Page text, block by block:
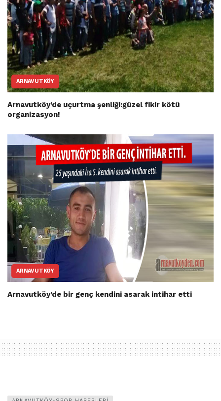
ARNAVUTKÖY
Arnavutköy’de uçurtma şenliği:güzel fikir kötü
organizasyon!
ARNAVUTKÖY
Arnavutköy’de bir genç kendini asarak intihar etti